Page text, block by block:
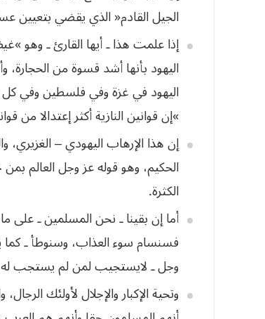
الجيلالقادم«الذييقضيبتعيين
إذا علمت هذا ـ أيها القارئ ـ
اليهود بأنها أشد قسوة من
اليهود في غزة وفي فلسطين وفي كل
»إنقوانينالنازيةأكثرإعتدالامن
إن هذا الإرهاب اليهودي –
الحكيم، وهو قوله عز وجل العالم
الكثرة.
أما إن بقينا ـ نحن المسلمين ـ
فسنسام سوء العذاب، وسنوطأ ـ كما
وجل ـ لايستجيب لمن لم يستجب له
وتحية الإكبار والإجلال لأولئك